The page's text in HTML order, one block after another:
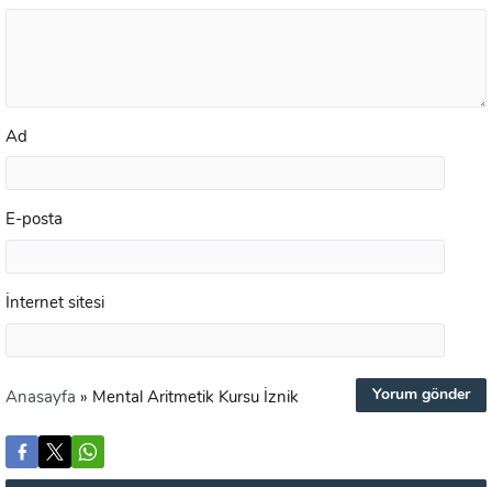
Ad
E-posta
İnternet sitesi
Anasayfa » Mental Aritmetik Kursu İznik